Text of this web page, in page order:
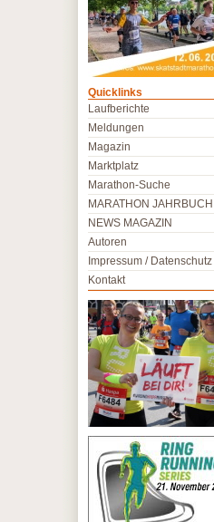
Quicklinks
Laufberichte
Meldungen
Magazin
Marktplatz
Marathon-Suche
MARATHON JAHRBUCH
NEWS MAGAZIN
Autoren
Impressum / Datenschutz
Kontakt